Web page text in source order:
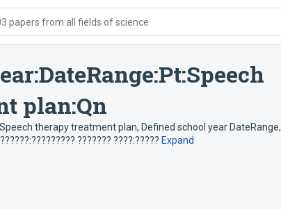
papers from all fields of science
plan:Qn
Speech therapy treatment plan, Defined school year DateRange,
??????? ????:????? Expand